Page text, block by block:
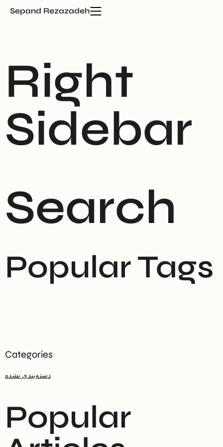
Sepand Rezazadeh
Right
Sidebar
Search
Popular Tags
دسته‌بندی نشده
Popular